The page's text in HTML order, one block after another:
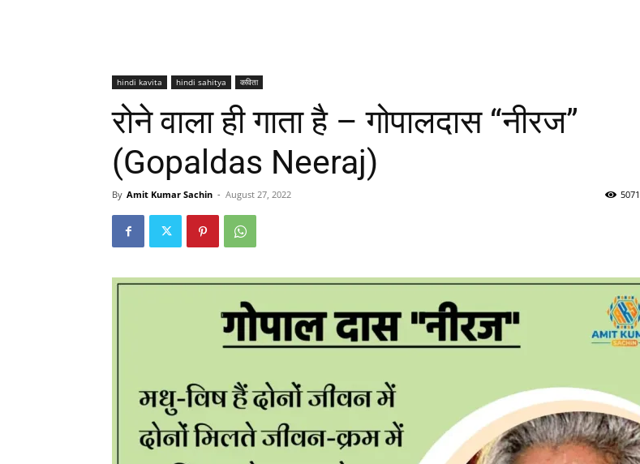
hindi kavita hindi sahitya कविता
रोने वाला ही गाता है – गोपालदास “नीरज”
(Gopaldas Neeraj)
By Amit Kumar Sachin - August 27, 2022 5071